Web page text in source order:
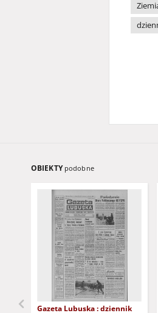
OBIEKTY podobne
Gazeta Lubuska : dziennik